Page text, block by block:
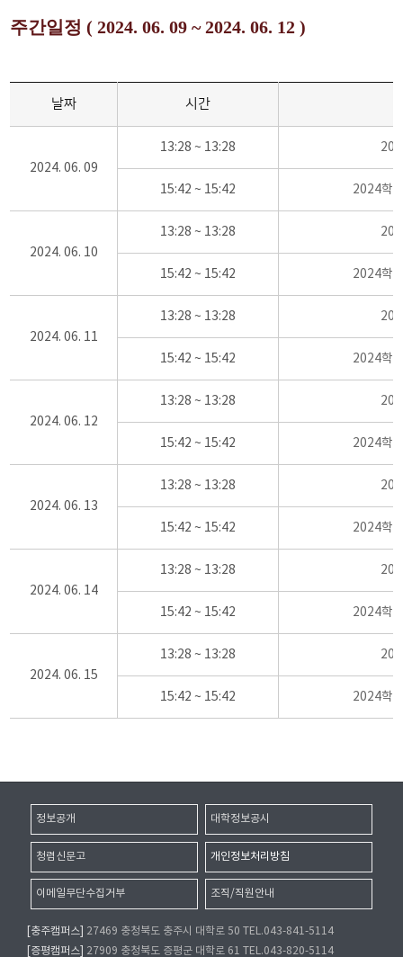
주간일정 ( 2024. 06. 09 ~ 2024. 06. 12 )
날짜 시간
2024. 06. 09
13:28 ~ 13:28
15:42 ~ 15:42 2024학
2024. 06. 10
13:28 ~ 13:28
15:42 ~ 15:42 2024학
2024. 06. 11
13:28 ~ 13:28
15:42 ~ 15:42 2024학
2024. 06. 12
13:28 ~ 13:28
15:42 ~ 15:42 2024학
2024. 06. 13
13:28 ~ 13:28
15:42 ~ 15:42 2024학
2024. 06. 14
13:28 ~ 13:28
15:42 ~ 15:42 2024학
2024. 06. 15
13:28 ~ 13:28
15:42 ~ 15:42 2024학
정보공개 대학정보공시
청렴신문고 개인정보처리방침
이메일무단수집거부 조직/직원안내
[충주캠퍼스]
27469 충청북도 충주시 대학로 50 TEL.043-841-5114
[증평캠퍼스]
27909 충청북도 증평군 대학로 61 TEL.043-820-5114